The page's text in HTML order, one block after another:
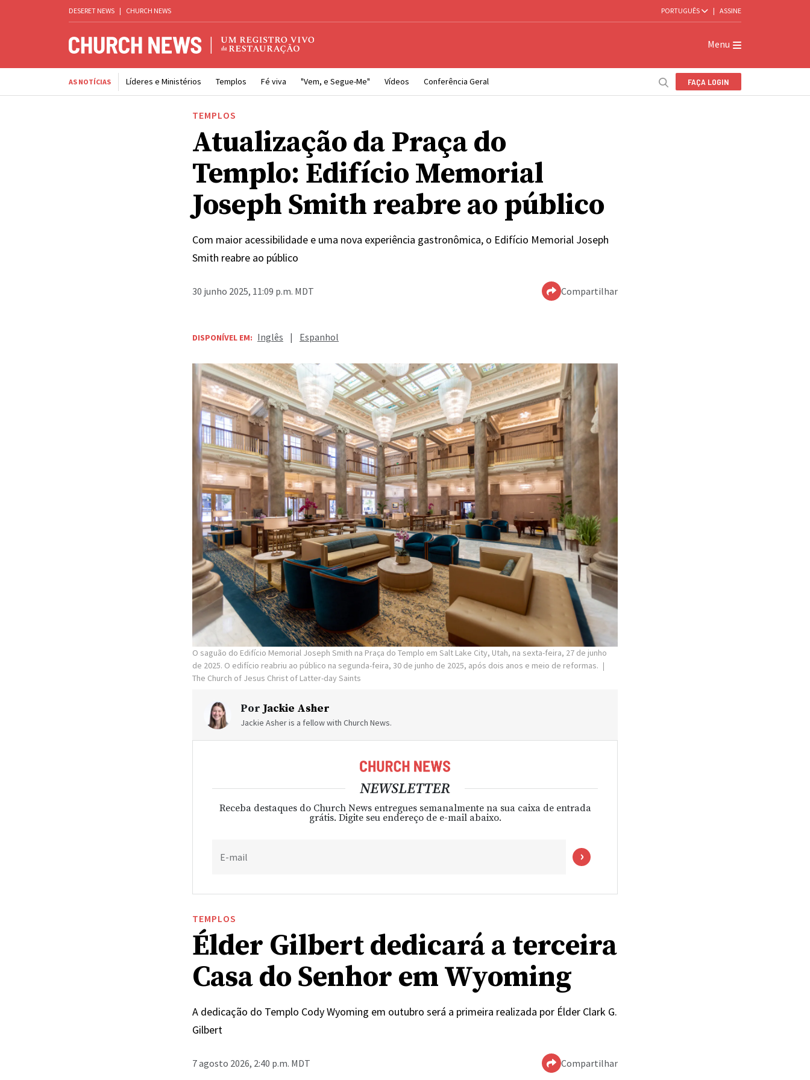
DESERET NEWS | CHURCH NEWS PORTUGUÊS | ASSINE
Menu
AS NOTÍCIAS Líderes e Ministérios Templos Fé viva "Vem, e Segue-Me" Vídeos Conferência Geral FAÇA LOGIN
TEMPLOS
Atualização da Praça do
Templo: Edifício Memorial
Joseph Smith reabre ao público
Com maior acessibilidade e uma nova experiência gastronômica, o Edifício Memorial Joseph
Smith reabre ao público
30 junho 2025, 11:09 p.m. MDT Compartilhar
DISPONÍVEL EM: Inglês | Espanhol
O saguão do Edifício Memorial Joseph Smith na Praça do Templo em Salt Lake City, Utah, na sexta-feira, 27 de junho
de 2025. O edifício reabriu ao público na segunda-feira, 30 de junho de 2025, após dois anos e meio de reformas.
The Church of Jesus Christ of Latter-day Saints
Por Jackie Asher
Jackie Asher is a fellow with Church News.
NEWSLETTER
Receba destaques do Church News entregues semanalmente na sua caixa de entrada
grátis. Digite seu endereço de e-mail abaixo.
E-mail
TEMPLOS
Élder Gilbert dedicará a terceira
Casa do Senhor em Wyoming
A dedicação do Templo Cody Wyoming em outubro será a primeira realizada por Élder Clark G.
Gilbert
7 agosto 2026, 2:40 p.m. MDT Compartilhar